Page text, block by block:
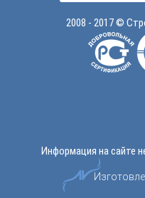
2008 - 2017 ©
Информация на сайте